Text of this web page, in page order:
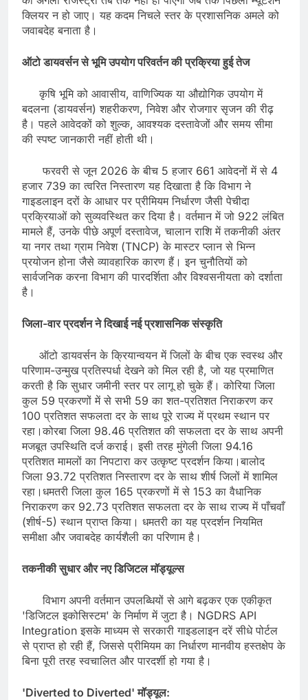
क्लियर न हो जाए। यह कदम निचले स्तर के प्रशासनिक अमले को
जवाबदेह बनाता है।
​ऑटो डायवर्सन से भूमि उपयोग परिवर्तन की प्रक्रिया हुई तेज
​कृषि भूमि को आवासीय, वाणिज्यिक या औद्योगिक उपयोग में
बदलना (डायवर्सन) शहरीकरण, निवेश और रोजगार सृजन की रीढ़
है। पहले आवेदकों को शुल्क, आवश्यक दस्तावेजों और समय सीमा
की स्पष्ट जानकारी नहीं होती थी।
​फरवरी से जून 2026 के बीच 5 हजार 661 आवेदनों में से 4
हजार 739 का त्वरित निस्तारण यह दिखाता है कि विभाग ने
गाइडलाइन दरों के आधार पर प्रीमियम निर्धारण जैसी पेचीदा
प्रक्रियाओं को सुव्यवस्थित कर दिया है। वर्तमान में जो 922 लंबित
मामले हैं, उनके पीछे अपूर्ण दस्तावेज, चालान राशि में तकनीकी अंतर
या नगर तथा ग्राम निवेश (TNCP) के मास्टर प्लान से भिन्न
प्रयोजन होना जैसे व्यावहारिक कारण हैं। इन चुनौतियों को
सार्वजनिक करना विभाग की पारदर्शिता और विश्वसनीयता को दर्शाता
है।
​जिला-वार प्रदर्शन ने दिखाई नई प्रशासनिक संस्कृति
​ऑटो डायवर्सन के क्रियान्वयन में जिलों के बीच एक स्वस्थ और
परिणाम-उन्मुख प्रतिस्पर्धा देखने को मिल रही है, जो यह प्रमाणित
करती है कि सुधार जमीनी स्तर पर लागू हो चुके हैं। कोरिया जिला
कुल 59 प्रकरणों में से सभी 59 का शत-प्रतिशत निराकरण कर
100 प्रतिशत सफलता दर के साथ पूरे राज्य में प्रथम स्थान पर
रहा।कोरबा जिला 98.46 प्रतिशत की सफलता दर के साथ अपनी
मजबूत उपस्थिति दर्ज कराई। इसी तरह ​मुंगेली जिला 94.16
प्रतिशत मामलों का निपटारा कर उत्कृष्ट प्रदर्शन किया।​बालोद
जिला 93.72 प्रतिशत निस्तारण दर के साथ शीर्ष जिलों में शामिल
रहा।​धमतरी जिला कुल 165 प्रकरणों में से 153 का वैधानिक
निराकरण कर 92.73 प्रतिशत सफलता दर के साथ राज्य में पाँचवाँ
(शीर्ष-5) स्थान प्राप्त किया। धमतरी का यह प्रदर्शन नियमित
समीक्षा और जवाबदेह कार्यशैली का परिणाम है।
​तकनीकी सुधार और नए डिजिटल मॉड्यूल्स
​विभाग अपनी वर्तमान उपलब्धियों से आगे बढ़कर एक एकीकृत
'डिजिटल इकोसिस्टम' के निर्माण में जुटा है। ​NGDRS API
Integration इसके माध्यम से सरकारी गाइडलाइन दरें सीधे पोर्टल
से प्राप्त हो रही हैं, जिससे प्रीमियम का निर्धारण मानवीय हस्तक्षेप के
बिना पूरी तरह स्वचालित और पारदर्शी हो गया है।
​'Diverted to Diverted' मॉड्यूल: